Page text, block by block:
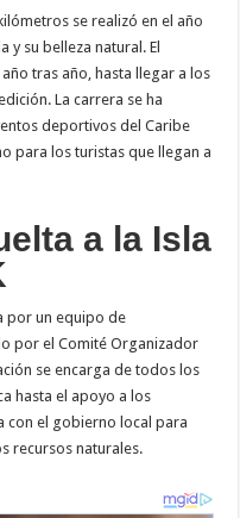
se realizó en el año
y su belleza natural. El
tras año, hasta llegar a los
La carrera se ha
deportivos del Caribe
para los turistas que llegan a
a la Isla
por un equipo de
por el Comité Organizador
se encarga de todos los
hasta el apoyo a los
con el gobierno local para
recursos naturales.